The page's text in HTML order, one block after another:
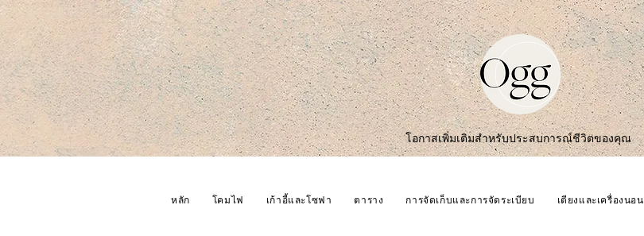
โอกาสเพิ่มเติมสำหรับประสบการณ์ชีวิตของคุณ
หลัก โคมไฟ เก้าอี้และโซฟา ตาราง การจัดเก็บและการจัดระเบียบ เตียงและเครื่องนอน